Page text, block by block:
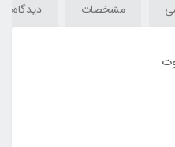
مشخصات دیدگاه‌ها